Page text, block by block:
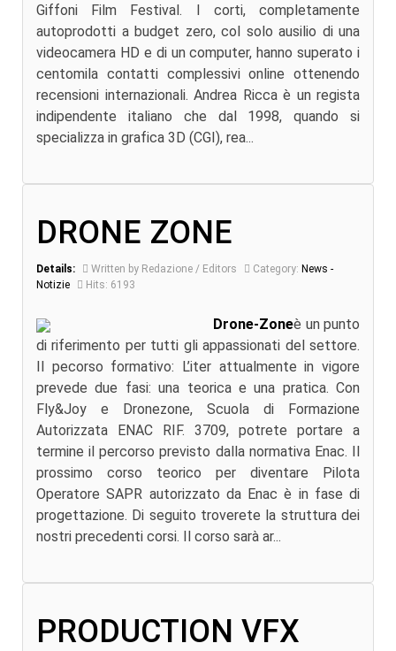
Giffoni Film Festival. I corti, completamente
autoprodotti a budget zero, col solo ausilio di una
videocamera HD e di un computer, hanno superato i
centomila contatti complessivi online ottenendo
recensioni internazionali. Andrea Ricca è un regista
indipendente italiano che dal 1998, quando si
specializza in grafica 3D (CGI), rea...
DRONE ZONE
Details: Written by Redazione / Editors Category: News -
Notizie
Hits: 6193
Drone-Zoneè un punto
di riferimento per tutti gli appassionati del settore.
Il pecorso formativo: L’iter attualmente in vigore
prevede due fasi: una teorica e una pratica. Con
Fly&Joy e Dronezone, Scuola di Formazione
Autorizzata ENAC RIF. 3709, potrete portare a
termine il percorso previsto dalla normativa Enac. Il
prossimo corso teorico per diventare Pilota
Operatore SAPR autorizzato da Enac è in fase di
progettazione. Di seguito troverete la struttura dei
nostri precedenti corsi. Il corso sarà ar...
PRODUCTION VFX